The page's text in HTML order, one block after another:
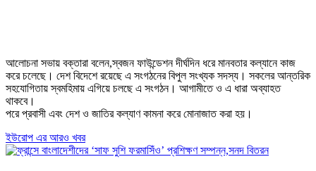
আলোচনা সভায় বক্তারা বলেন,স্বজন ফাউন্ডেশন দীর্ঘদিন ধরে মানবতার কল্যানে কাজ
করে চলেছে। দেশ বিদেশে রয়েছে এ সংগঠনের বিপুল সংখ্যক সদস্য। সকলের আন্তরিক
সহযোগিতায় স্বমহিমায় এগিয়ে চলছে এ সংগঠন। আগামীতে ও এ ধারা অব্যাহত
থাকবে।
পরে প্রবাসী এবং দেশ ও জাতির কল্যাণ কামনা করে মোনাজাত করা হয়।
ইউরোপ এর আরও খবর